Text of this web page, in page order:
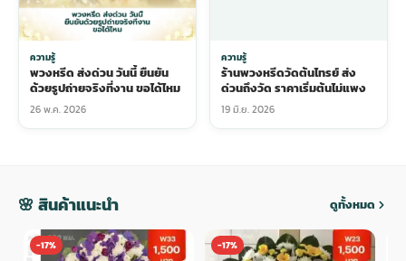
ความรู้
พวงหรีด ส่งด่วน วันนี้ ยืนยัน
ด้วยรูปถ่ายจริงที่งาน ขอได้ไหม
26 พ.ค. 2026
ความรู้
ร้านพวงหรีดวัดต้นไทรย์ ส่ง
ด่วนถึงวัด ราคาเริ่มต้นไม่แพง
19 มิ.ย. 2026
🌸 สินค้าแนะนำ ดูทั้งหมด
-17% -17%